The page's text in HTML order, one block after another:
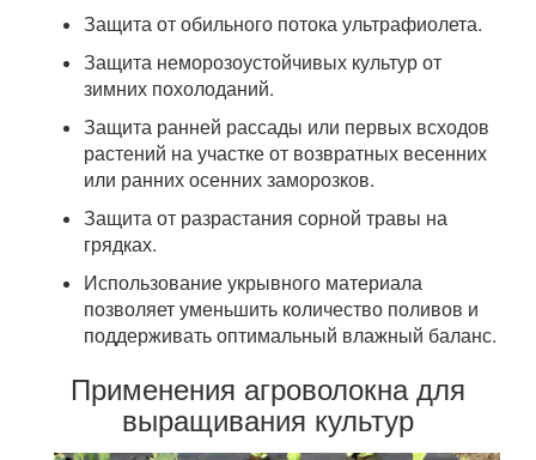
Защита от обильного потока ультрафиолета.
Защита неморозоустойчивых культур от
зимних похолоданий.
Защита ранней рассады или первых всходов
растений на участке от возвратных весенних
или ранних осенних заморозков.
Защита от разрастания сорной травы на
грядках.
Использование укрывного материала
позволяет уменьшить количество поливов и
поддерживать оптимальный влажный баланс.
Применения агроволокна для
выращивания культур